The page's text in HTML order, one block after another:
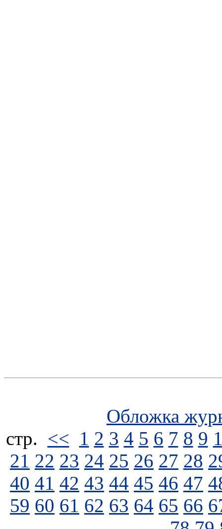
Обложка
стp. << 1 2 3 4 5 6 7 8 9
21 22 23 24 25 26 27 28
40 41 42 43 44 45 46 47
59 60 61 62 63 64 65 66